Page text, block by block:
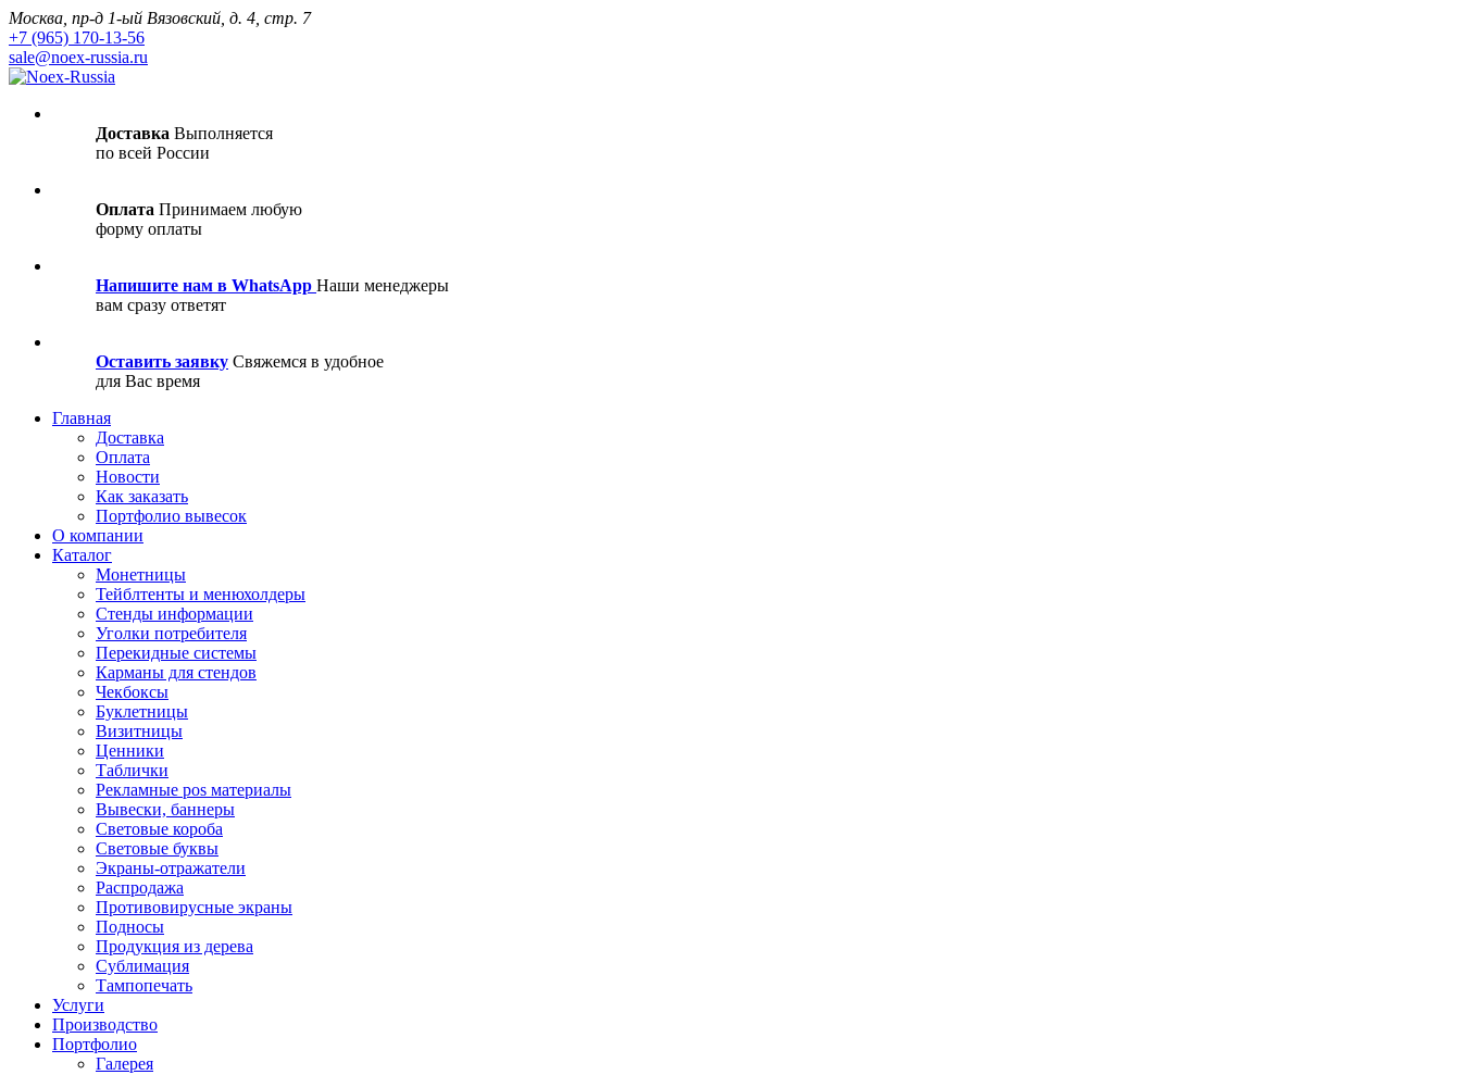
Москва, пр-д 1-ый Вязовский, д. 4, стр. 7
+7 (965) 170-13-56
sale@noex-russia.ru
Доставка Выполняется
по всей России
Оплата Принимаем любую
форму оплаты
Напишите нам в WhatsApp Наши менеджеры
вам сразу ответят
Оставить заявку Свяжемся в удобное
для Вас время
Главная
Доставка
Оплата
Новости
Как заказать
Портфолио вывесок
О компании
Каталог
Монетницы
Тейблтенты и менюхолдеры
Стенды информации
Уголки потребителя
Перекидные системы
Карманы для стендов
Чекбоксы
Буклетницы
Визитницы
Ценники
Таблички
Рекламные pos материалы
Вывески, баннеры
Световые короба
Световые буквы
Экраны-отражатели
Распродажа
Противовирусные экраны
Подносы
Продукция из дерева
Сублимация
Тампопечать
Услуги
Производство
Портфолио
Галерея